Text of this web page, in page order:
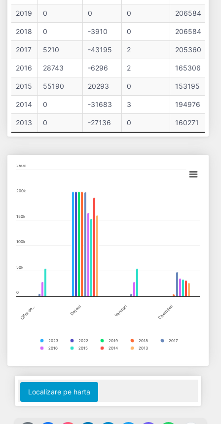
2019 0 0 0 206584
2018 0 -3910 0 206584
2017 5210 -43195 2 205360
2016 28743 -6296 2 165306
2015 55190 20293 0 153195
2014 0 -31683 3 194976
2013 0 -27136 0 160271
Chart
View as data table, Chart
The chart has 1 X axis displaying categories.
Cifra de… Datorii Venituri Cheltuieli
2023 2022 2019 2018
2017
2016
2015 2014 2013
0
50k
100k
150k
200k
250k
End of interactive chart.
Localizare pe harta